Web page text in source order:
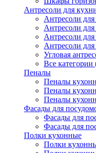
Антресоли для
Антресоли
Антресоли
Антресоли
Антресоли
Угловая
Все категории
Пеналы
Пеналы
Пеналы
Пеналы
Фасады для
Фасады для
Фасады для
Полки кухонные
Полки